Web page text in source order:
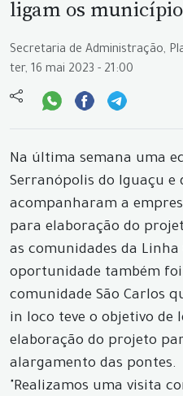
ligam os
Secretaria de Administração,
ter, 16 mai 2023 - 21:00
Na última semana uma
Serranópolis do Iguaçu e
acompanharam a
para elaboração do
as comunidades da Linha
oportunidade também
comunidade São Carlos
in loco teve o objetivo de
elaboração do projeto
alargamento das pontes.
"Realizamos uma visita